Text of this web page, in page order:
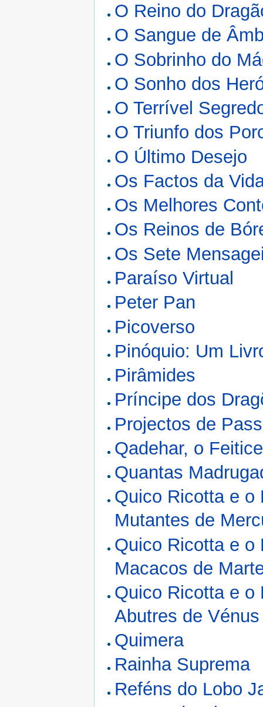
O Reino do
O Sangue de
O Sobrinho do
O Sonho dos
O Terrível
O Triunfo dos
O Último Desejo
Os Factos da
Os Melhores
Os Reinos de
Os Sete
Paraíso Virtual
Peter Pan
Picoverso
Pinóquio: Um
Pirâmides
Príncipe dos
Projectos de
Qadehar, o
Quantas
Quico Ricotta e o
Mutantes de
Quico Ricotta e o
Macacos de
Quico Ricotta e o
Abutres de Vénus
Quimera
Rainha Suprema
Reféns do Lobo